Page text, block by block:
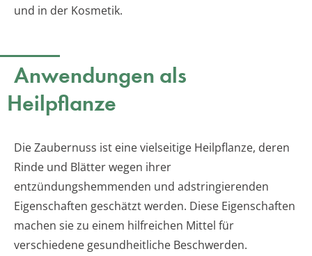
und in der Kosmetik.
Anwendungen als
Heilpflanze
Die Zaubernuss ist eine vielseitige Heilpflanze, deren
Rinde und Blätter wegen ihrer
entzündungshemmenden und adstringierenden
Eigenschaften geschätzt werden. Diese Eigenschaften
machen sie zu einem hilfreichen Mittel für
verschiedene gesundheitliche Beschwerden.